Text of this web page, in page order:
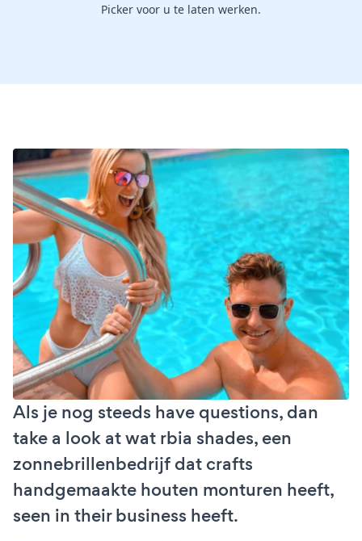
Picker voor u te laten werken.
Als je nog steeds have questions, dan
take a look at wat rbia shades, een
zonnebrillenbedrijf dat crafts
handgemaakte houten monturen heeft,
seen in their business heeft.